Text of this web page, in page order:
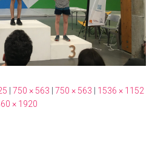
| 750 × 563 | 750 × 563 | 1536 × 1152
× 1920